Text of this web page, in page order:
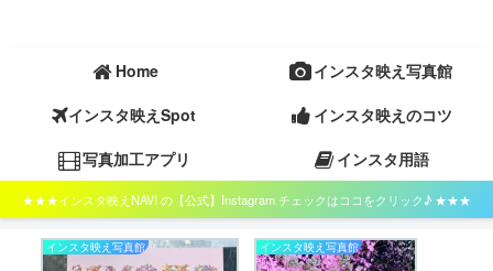
Home
インスタ映え写真館
インスタ映えSpot
インスタ映えのコツ
写真加工アプリ
インスタ用語
★★★インスタ映えNAVI の【公式】Instagram チェックはココをクリック♪ ★★★
インスタ映え写真館 インスタ映え写真館